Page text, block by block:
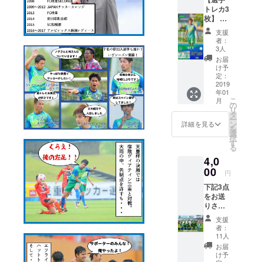
の入力
欄がご
ざいま
す。
3000円
以上の
お申し
込みも
可能で
す。ご
無理の
ない範
囲でご
です。
トレカ3
枚】 平
田石油
様との
タイ
アップ
トレー
ディン
グカー
ドを3選
手分を
お届
け！ 遠
方のサ
ポー
様、個
別で欲
しい方
にお届
けでき
る様、
リター
ンに入
れさせ
ていた
だきま
支援
者：
3人
お届
け予
定：
2019
年01
月
詳細を見る
こ
の
リ
タ
ー
ン
を
選
択
す
る
4,0
00 円
下記3点
をお送
りさせ
ていた
だきま
す。 ①
すずか
ちゃん
支援
者：
11人
お届
け予